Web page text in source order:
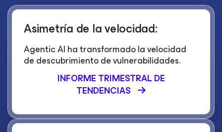
Asimetría de la velocidad:
Agentic AI ha transformado la velocidad
de descubrimiento de vulnerabilidades.
INFORME TRIMESTRAL DE
TENDENCIAS